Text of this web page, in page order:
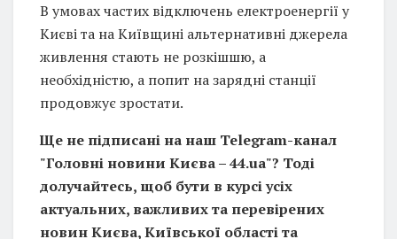
В умовах частих відключень електроенергії у
Києві та на Київщині альтернативні джерела
живлення стають не розкішшю, а
необхідністю, а попит на зарядні станції
продовжує зростати.
Ще не підписані на наш Telegram-канал
"Головні новини Києва – 44.ua"? Тоді
долучайтесь, щоб бути в курсі усіх
актуальних, важливих та перевірених
новин Києва, Київської області та